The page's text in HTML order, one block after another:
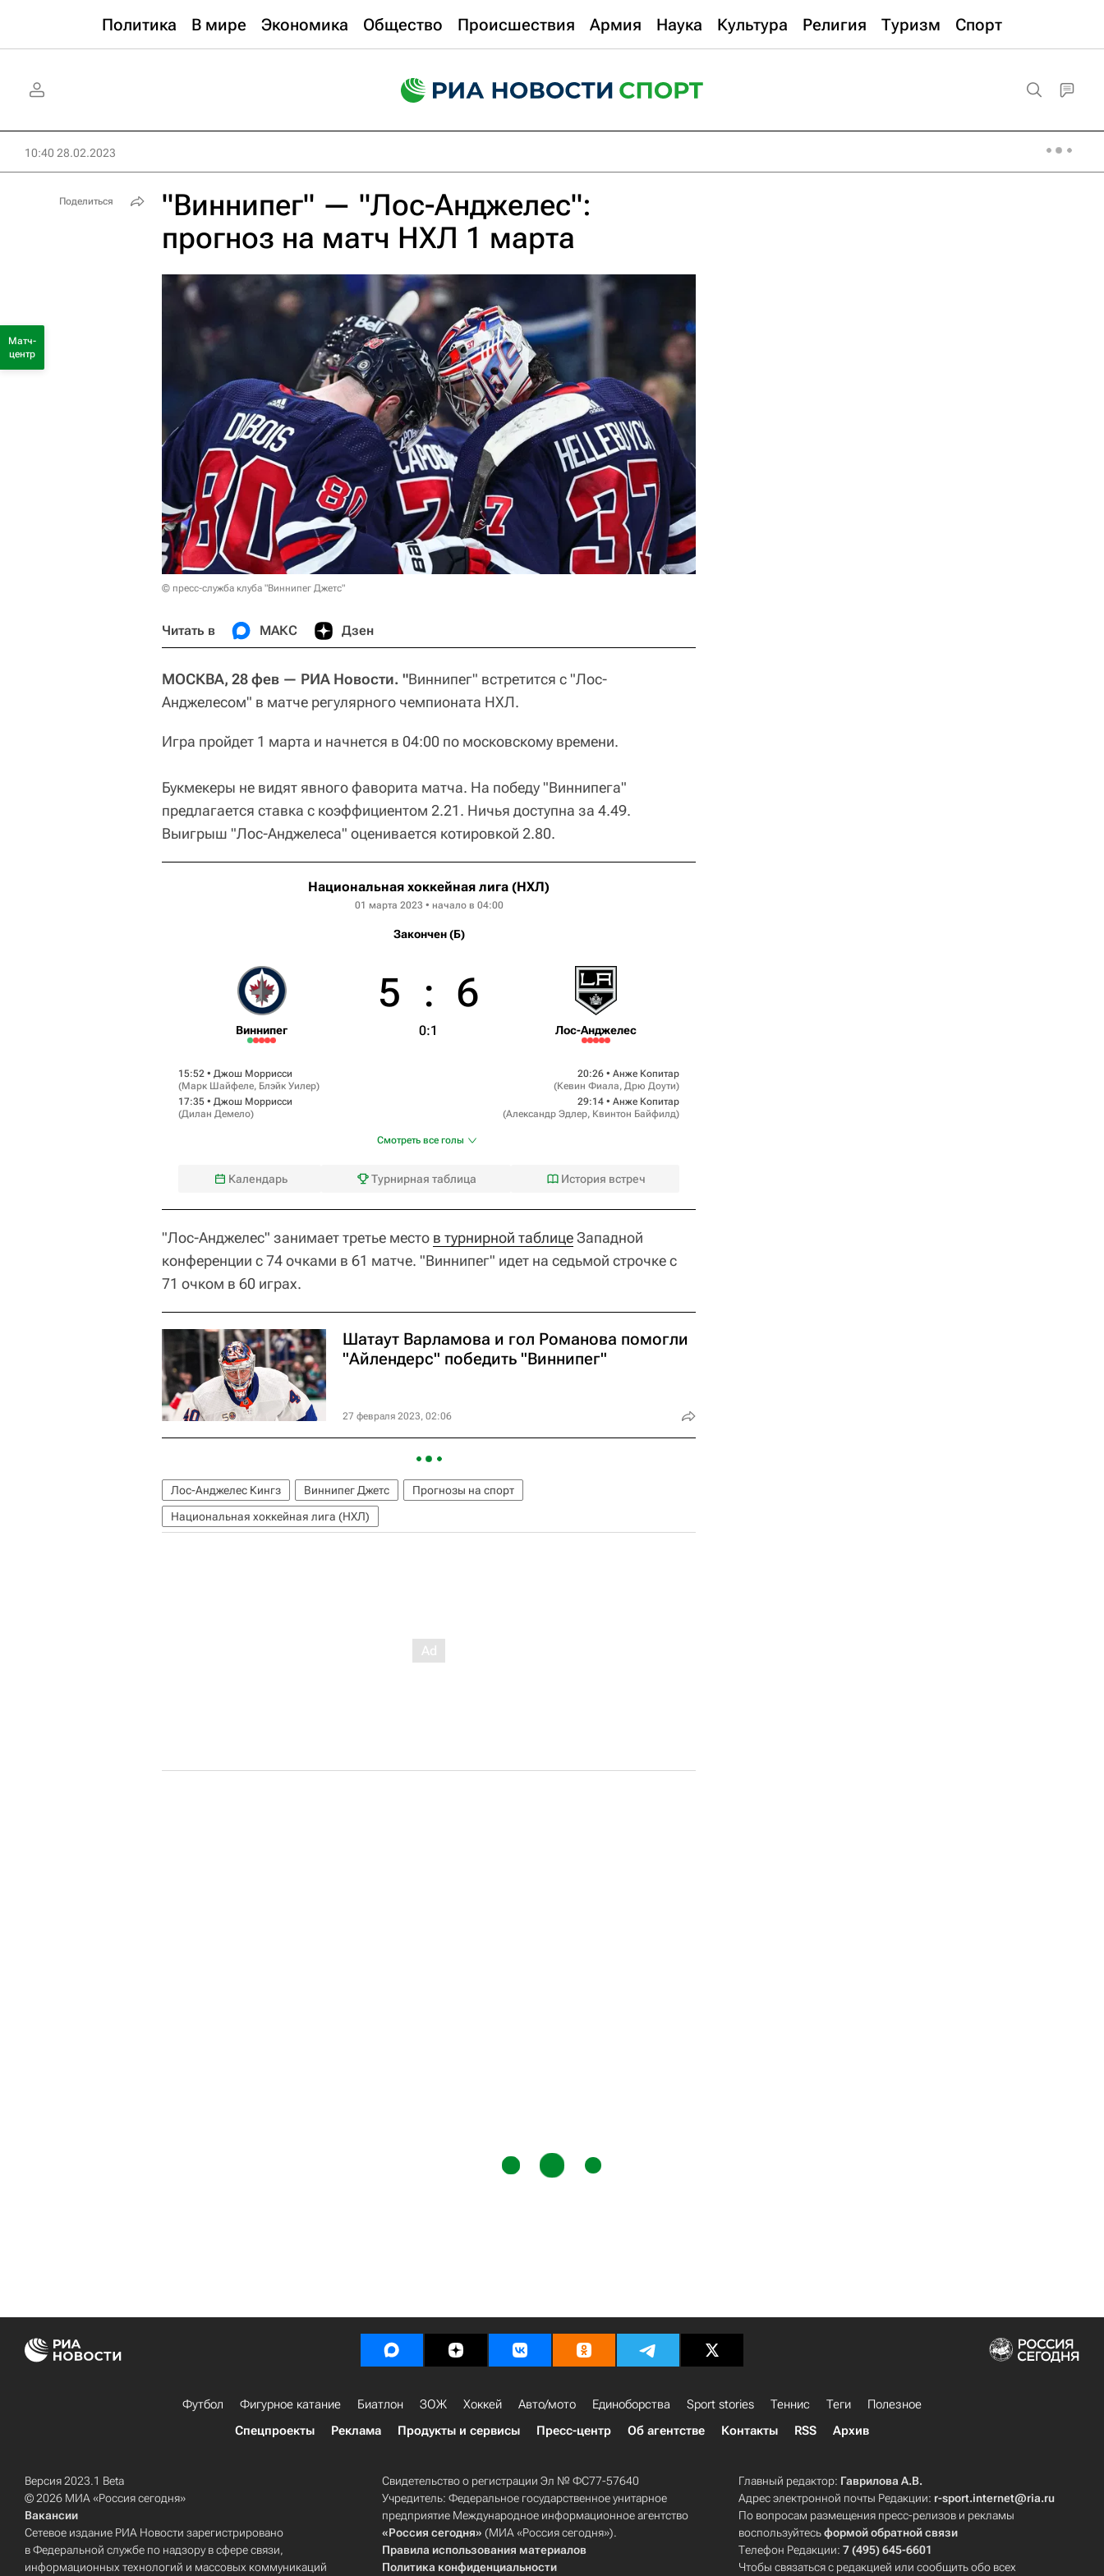
Политика В мире Экономика Общество Происшествия Армия Наука Культура Религия Туризм Спорт
10:40 28.02.2023
"Виннипег" — "Лос-Анджелес":
прогноз на матч НХЛ 1 марта
© пресс-служба клуба "Виннипег Джетс"
Читать в МАКС Дзен
МОСКВА, 28 фев — РИА Новости. "Виннипег" встретится с "Лос-
Анджелесом" в матче регулярного чемпионата НХЛ.
Игра пройдет 1 марта и начнется в 04:00 по московскому времени.
Букмекеры не видят явного фаворита матча. На победу "Виннипега"
предлагается ставка с коэффициентом 2.21. Ничья доступна за 4.49.
Выигрыш "Лос-Анджелеса" оценивается котировкой 2.80.
Национальная хоккейная лига (НХЛ)
01 марта 2023 • начало в 04:00
Закончен (Б)
Виннипег
5 : 6
0:1 Лос-Анджелес
15:52 • Джош Моррисси
(Марк Шайфеле, Блэйк Уилер)
17:35 • Джош Моррисси
(Дилан Демело)
20:26 • Анже Копитар
(Кевин Фиала, Дрю Доути)
29:14 • Анже Копитар
(Александр Эдлер, Квинтон Байфилд)
Смотреть все голы
Календарь Турнирная таблица История встреч
"Лос-Анджелес" занимает третье место в турнирной таблицеЗападной
конференции с 74 очками в 61 матче. "Виннипег" идет на седьмой строчке с
71 очком в 60 играх.
Шатаут Варламова и гол Романова помогли
"Айлендерс" победить "Виннипег"
27 февраля 2023, 02:06
Лос-Анджелес Кингз Виннипег Джетс
Прогнозы на спорт
Национальная хоккейная лига (НХЛ)
Поделиться
Матч-
центр
Футбол Фигурное катание Биатлон ЗОЖ Хоккей Авто/мото Единоборства Sport stories Теннис Теги
Полезное
Спецпроекты
Реклама Продукты и сервисы Пресс-центр Об агентстве Контакты RSS Архив
Версия 2023.1 Beta
© 2026 МИА «Россия сегодня»
Вакансии
Сетевое издание РИА Новости зарегистрировано
в Федеральной службе по надзору в сфере связи,
информационных технологий и массовых коммуникаций
Свидетельство о регистрации Эл № ФС77-57640
Учредитель: Федеральное государственное унитарное
предприятие Международное информационное агентство
«Россия сегодня» (МИА «Россия сегодня»).
Правила использования материалов
Политика конфиденциальности
Главный редактор: Гаврилова А.В.
Адрес электронной почты Редакции: r-sport.internet@ria.ru
По вопросам размещения пресс-релизов и рекламы
воспользуйтесьформой обратной связи
Телефон Редакции:7 (495) 645-6601
Чтобы связаться с редакцией или сообщить обо всех